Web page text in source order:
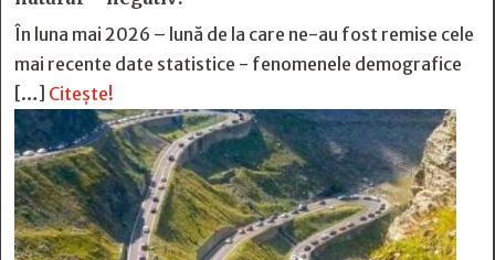
În luna mai 2026 – lună de la care ne-au fost remise cele
mai recente date statistice - fenomenele demografice
[…] Citește!